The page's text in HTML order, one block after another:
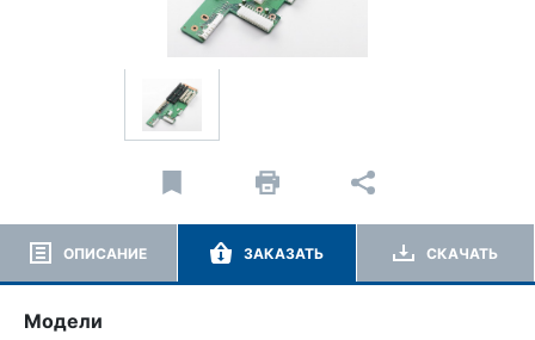
ОПИСАНИЕ ЗАКАЗАТЬ СКАЧАТЬ
Модели